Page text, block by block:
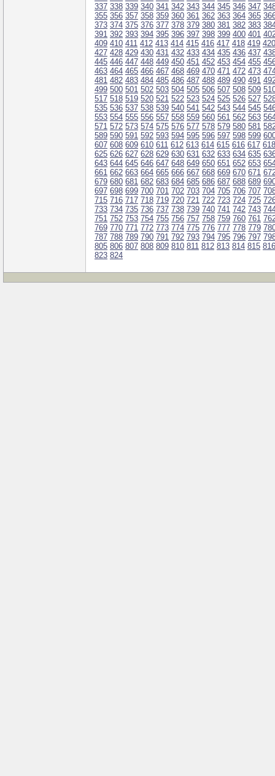
337 338 339 340 341 342 343 344 345 346 347
355 356 357 358 359 360 361 362 363 364 365
373 374 375 376 377 378 379 380 381 382 383
391 392 393 394 395 396 397 398 399 400 401
409 410 411 412 413 414 415 416 417 418 419 420
427 428 429 430 431 432 433 434 435 436 437
445 446 447 448 449 450 451 452 453 454 455
463 464 465 466 467 468 469 470 471 472 473
481 482 483 484 485 486 487 488 489 490 491
499 500 501 502 503 504 505 506 507 508 509
517 518 519 520 521 522 523 524 525 526 527
535 536 537 538 539 540 541 542 543 544 545
553 554 555 556 557 558 559 560 561 562 563
571 572 573 574 575 576 577 578 579 580 581
589 590 591 592 593 594 595 596 597 598 599
607 608 609 610 611 612 613 614 615 616 617 618
625 626 627 628 629 630 631 632 633 634 635
643 644 645 646 647 648 649 650 651 652 653
661 662 663 664 665 666 667 668 669 670 671
679 680 681 682 683 684 685 686 687 688 689
697 698 699 700 701 702 703 704 705 706 707
715 716 717 718 719 720 721 722 723 724 725
733 734 735 736 737 738 739 740 741 742 743
751 752 753 754 755 756 757 758 759 760 761
769 770 771 772 773 774 775 776 777 778 779
787 788 789 790 791 792 793 794 795 796 797
805 806 807 808 809 810 811 812 813 814 815 816
823 824